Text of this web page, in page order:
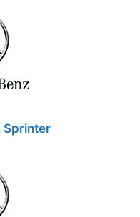
Sprinter